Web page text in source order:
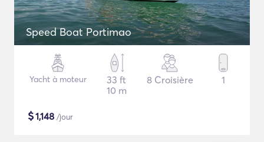
Speed Boat Portimao
Yacht à moteur
33 ft
10 m
8 Croisière 1
$1,148 /jour